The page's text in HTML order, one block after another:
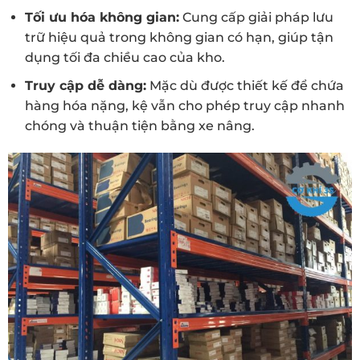
Tối ưu hóa không gian:Cung cấp giải pháp lưu
trữ hiệu quả trong không gian có hạn, giúp tận
dụng tối đa chiều cao của kho.
Truy cập dễ dàng:Mặc dù được thiết kế để chứa
hàng hóa nặng, kệ vẫn cho phép truy cập nhanh
chóng và thuận tiện bằng xe nâng.